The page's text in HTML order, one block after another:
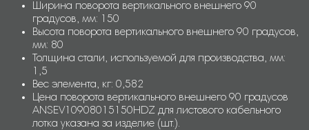
Ширина поворота вертикального внешнего 90
градусов, мм: 150
Высота поворота вертикального внешнего 90 градусов,
мм: 80
Толщина стали, используемой для производства, мм:
1,5
Вес элемента, кг: 0,582
Цена поворота вертикального внешнего 90 градусов
ANSEV10908015150HDZ для листового кабельного
лотка указана за изделие (шт.).